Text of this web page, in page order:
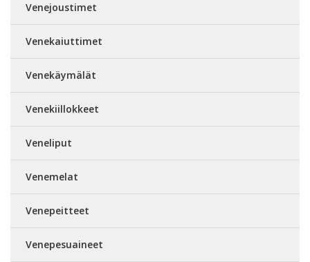
Venejoustimet
Venekaiuttimet
Venekäymälät
Venekiillokkeet
Veneliput
Venemelat
Venepeitteet
Venepesuaineet